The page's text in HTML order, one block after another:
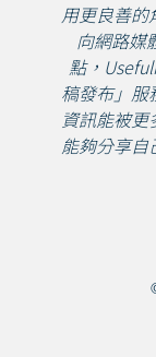
用更良善的
向網路媒
點，
稿發布」服
資訊能被
能夠分享自